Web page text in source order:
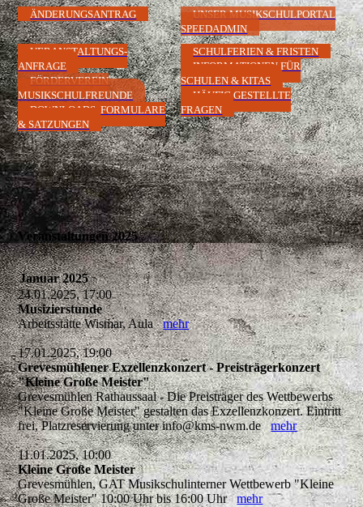
ÄNDERUNGSANTRAG
UNSER MUSIKSCHULPORTAL
SPEEDADMIN
VERANSTALTUNGS-
ANFRAGE
FÖRDERVEREIN
MUSIKSCHULFREUNDE
DOWNLOADS, FORMULARE
& SATZUNGEN
SCHULFERIEN & FRISTEN
INFORMATIONEN FÜR
SCHULEN & KITAS
HÄUFIG GESTELLTE
FRAGEN
Veranstaltungen 2025
Januar 2025
24.01.2025, 17:00
Musizierstunde
Arbeitsstätte Wismar, Aulamehr
17.01.2025, 19:00
Grevesmühlener Exzellenzkonzert - Preisträgerkonzert
"Kleine Große Meister"
Grevesmühlen Rathaussaal - Die Preisträger des Wettbewerbs
"Kleine Große Meister" gestalten das Exzellenzkonzert. Eintritt
frei, Platzreservierung unter info@kms-nwm.demehr
11.01.2025, 10:00
Kleine Große Meister
Grevesmühlen, GAT Musikschulinterner Wettbewerb "Kleine
Große Meister" 10:00 Uhr bis 16:00 Uhrmehr